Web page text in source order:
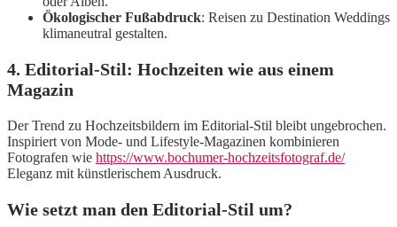
Ökologischer Fußabdruck: Reisen zu Destination Weddings
klimaneutral gestalten.
4. Editorial-Stil: Hochzeiten wie aus einem
Magazin
Der Trend zu Hochzeitsbildern im Editorial-Stil bleibt ungebrochen.
Inspiriert von Mode- und Lifestyle-Magazinen kombinieren
Fotografen wie https://www.bochumer-hochzeitsfotograf.de/
Eleganz mit künstlerischem Ausdruck.
Wie setzt man den Editorial-Stil um?